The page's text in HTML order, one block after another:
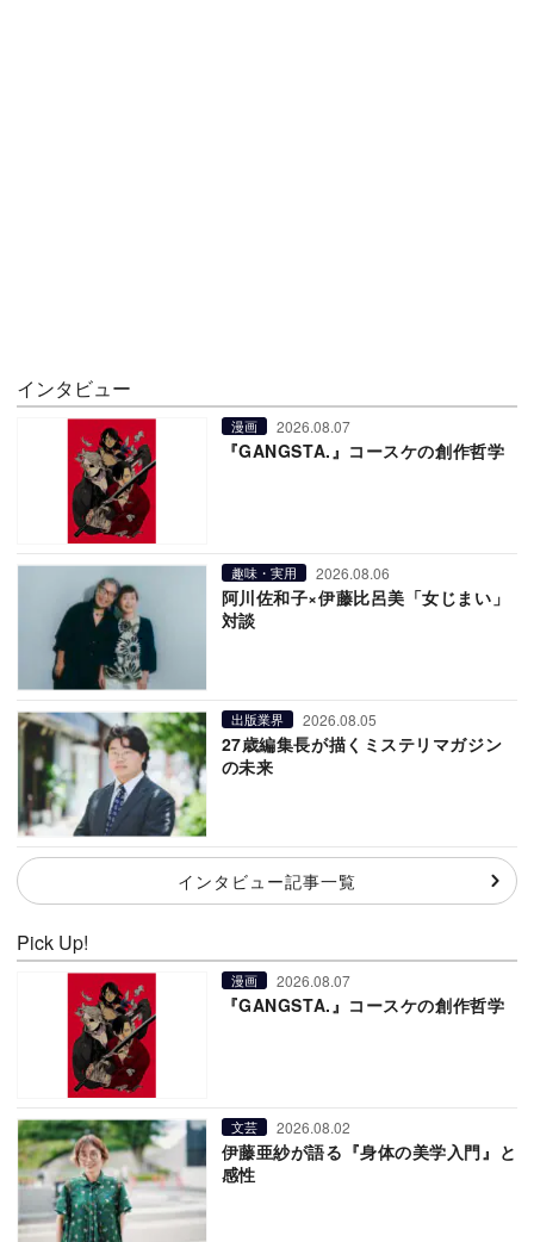
インタビュー
漫画 2026.08.07
『GANGSTA.』コースケの創作哲学
趣味・実用 2026.08.06
阿川佐和子×伊藤比呂美「女じまい」
対談
出版業界 2026.08.05
27歳編集長が描くミステリマガジン
の未来
インタビュー記事一覧
Pick Up!
漫画 2026.08.07
『GANGSTA.』コースケの創作哲学
文芸 2026.08.02
伊藤亜紗が語る『身体の美学入門』と
感性